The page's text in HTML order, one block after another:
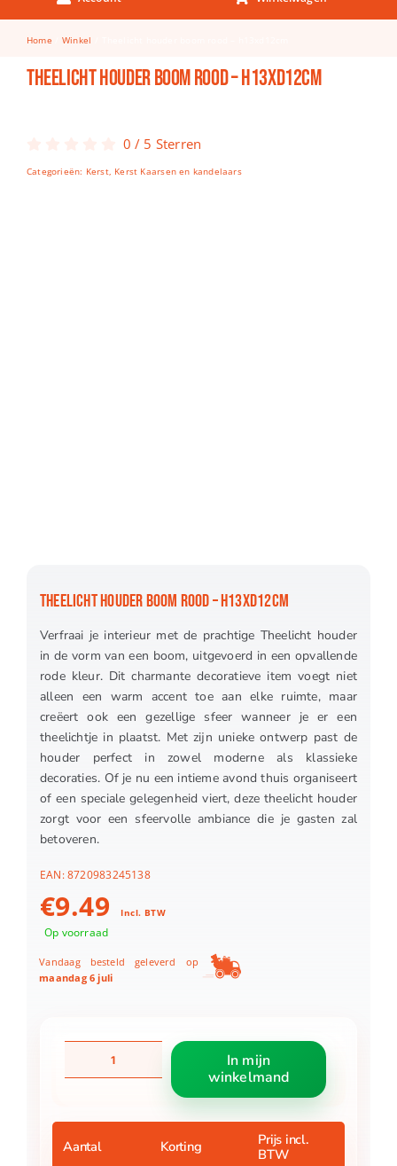
Keuken & Tafelen
Kinderfietsen
Knutselen
Spellen
Home Winkel
Theelicht houder boom rood – h13xd12cm
0 / 5 Sterren
Categorieën: Kerst, Kerst Kaarsen en kandelaars
THEELICHT HOUDER BOOM ROOD – H13XD12CM
Verfraai je interieur met de prachtige Theelicht houder
in de vorm van een boom, uitgevoerd in een opvallende
rode kleur. Dit charmante decoratieve item voegt niet
alleen een warm accent toe aan elke ruimte, maar
creëert ook een gezellige sfeer wanneer je er een
theelichtje in plaatst. Met zijn unieke ontwerp past de
houder perfect in zowel moderne als klassieke
decoraties. Of je nu een intieme avond thuis organiseert
of een speciale gelegenheid viert, deze theelicht houder
zorgt voor een sfeervolle ambiance die je gasten zal
betoveren.
EAN:8720983245138
€9.49 Incl. BTW
Op voorraad
Vandaag besteld geleverd op
maandag 6 juli
houder
-
In mijn
winkelmand
Aantal Korting
Prijs incl.
BTW